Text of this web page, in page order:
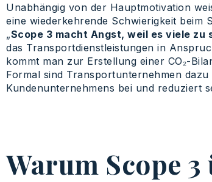
Unabhängig von der Hauptmotivation
eine wiederkehrende Schwierigkeit beim
„Scope 3 macht Angst, weil es viele zu
das Transportdienstleistungen in
kommt man zur Erstellung einer CO₂-
Formal sind Transportunternehmen
Kundenunternehmens bei und reduziert
Warum Scope